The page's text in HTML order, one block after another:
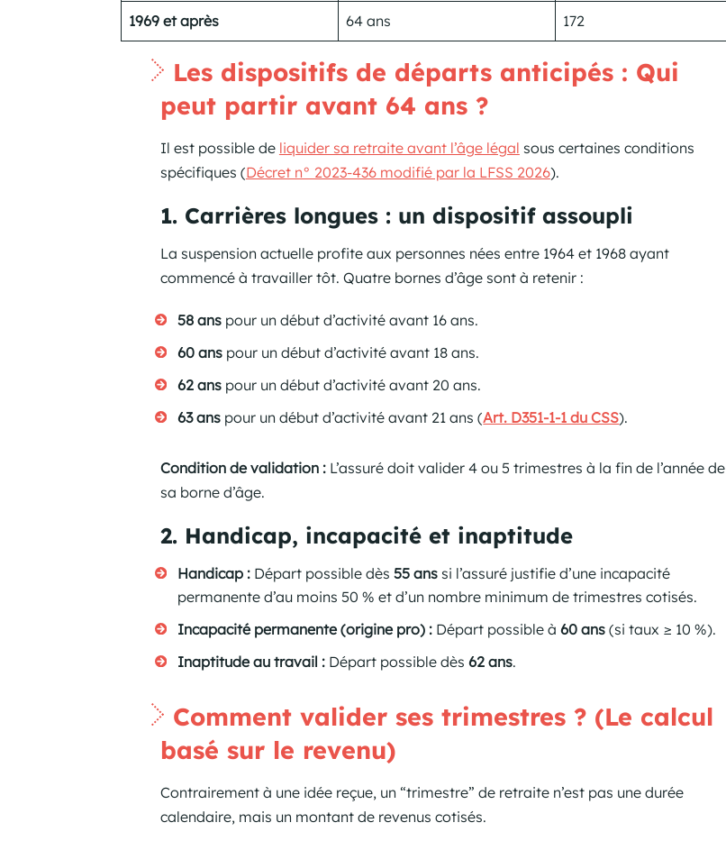
1969 et après 64 ans 172
Les dispositifs de départs anticipés : Qui
peut partir avant 64 ans ?
Il est possible de liquider sa retraite avant l’âge légal sous certaines conditions
spécifiques (Décret n° 2023-436 modifié par la LFSS 2026).
1. Carrières longues : un dispositif assoupli
La suspension actuelle profite aux personnes nées entre 1964 et 1968 ayant
commencé à travailler tôt. Quatre bornes d’âge sont à retenir :
58 ans pour un début d’activité avant 16 ans.
60 ans pour un début d’activité avant 18 ans.
62 ans pour un début d’activité avant 20 ans.
63 ans pour un début d’activité avant 21 ans (Art. D351-1-1 du CSS).
Condition de validation :L’assuré doit valider 4 ou 5 trimestres à la fin de l’année de
sa borne d’âge.
2. Handicap, incapacité et inaptitude
Handicap : Départ possible dès55 ans si l’assuré justifie d’une incapacité
permanente d’au moins 50 % et d’un nombre minimum de trimestres cotisés.
Incapacité permanente (origine pro) : Départ possible à60 ans (si taux ≥ 10 %).
Inaptitude au travail : Départ possible dès62 ans.
Comment valider ses trimestres ? (Le calcul
basé sur le revenu)
Contrairement à une idée reçue, un “trimestre” de retraite n’est pas une durée
calendaire, mais un montant de revenus cotisés.